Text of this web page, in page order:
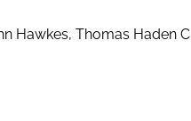
Hawkes, Thomas Haden